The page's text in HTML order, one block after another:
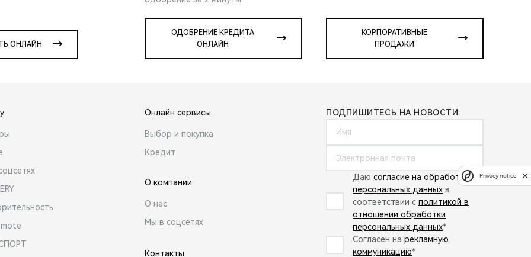
ОНЛАЙН
ОДОБРЕНИЕ КРЕДИТА
ОНЛАЙН
КОРПОРАТИВНЫЕ
ПРОДАЖИ
СПОРТ
Онлайн сервисы
Выбор и покупка
Кредит
О компании
О нас
Мы в соцсетях
Контакты
ПОДПИШИТЕСЬ НА НОВОСТИ:
Даю согласие на обработку
персональных данных в
соответствии с политикой в
отношении обработки
персональных данных*
Согласен на рекламную
коммуникацию*
Privacy notice